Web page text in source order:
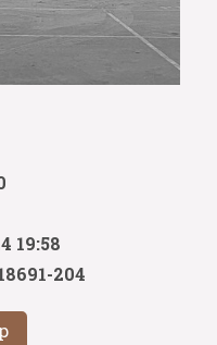
19:58
204